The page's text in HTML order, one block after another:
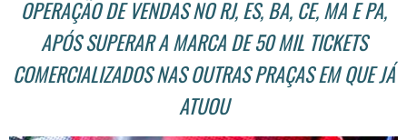
OPERAÇÃO DE VENDAS NO RJ, ES, BA, CE, MA E PA,
APÓS SUPERAR A MARCA DE 50 MIL TICKETS
COMERCIALIZADOS NAS OUTRAS PRAÇAS EM QUE JÁ
ATUOU